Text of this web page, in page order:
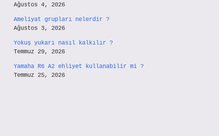
Ağustos 4, 2026
Ameliyat grupları nelerdir ?
Ağustos 3, 2026
Yokuş yukarı nasıl kalkılır ?
Temmuz 29, 2026
Yamaha R6 A2 ehliyet kullanabilir mi ?
Temmuz 25, 2026